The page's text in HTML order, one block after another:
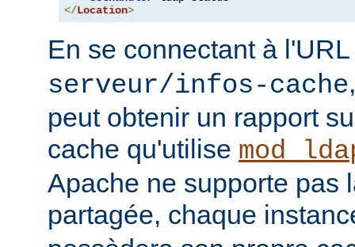
</Location>
En se connectant à
serveur/infos-cache
peut obtenir un rapport
cache qu'utilise
Apache ne supporte pas
partagée, chaque